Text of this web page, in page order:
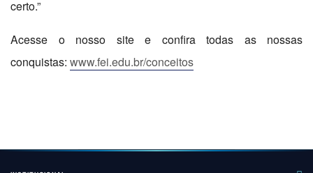
certo.”
Acesse o nosso site e confira todas as nossas
conquistas: www.fei.edu.br/conceitos